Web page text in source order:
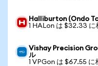
Halliburton (Ondo
1 HALon は $32.33 に
Vishay Precision
ル
1 VPGon は $67.55 に